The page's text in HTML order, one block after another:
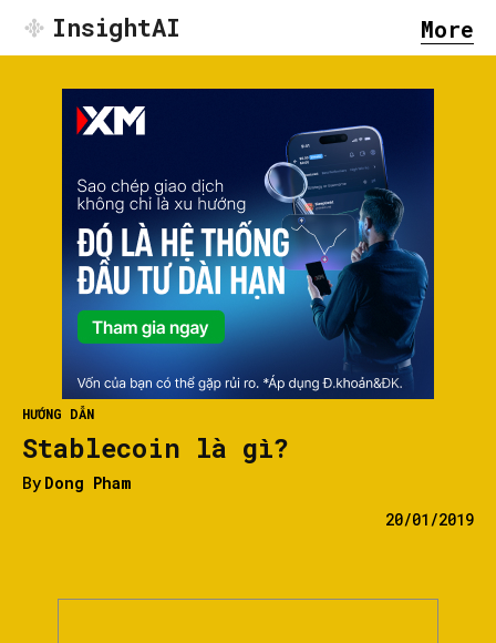
InsightAI More
HƯỚNG DẪN
Stablecoin là gì?
By Dong Pham
20/01/2019